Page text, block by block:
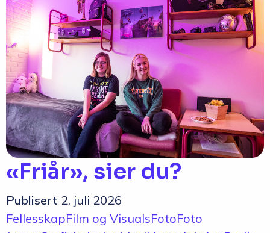
Skolen
Kontakt
Valgfag
Siste nytt
Q&A
Opptakskrav og priser
«Friår», sier du?
Publisert 2. juli 2026
FellesskapFilm og VisualsFotoFoto